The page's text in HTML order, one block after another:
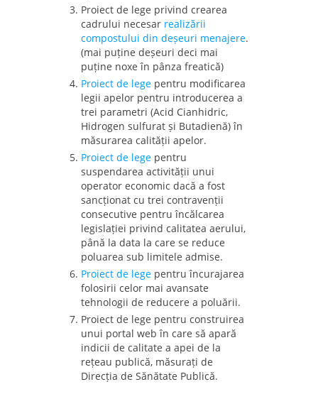
Proiect de lege privind crearea
cadrului necesar realizării
compostului din deșeuri menajere.
(mai puține deșeuri deci mai
puține noxe în pânza freatică)
Proiect de lege pentru modificarea
legii apelor pentru introducerea a
trei parametri (Acid Cianhidric,
Hidrogen sulfurat și Butadienă) în
măsurarea calității apelor.
Proiect de lege pentru
suspendarea activității unui
operator economic dacă a fost
sancționat cu trei contravenții
consecutive pentru încălcarea
legislației privind calitatea aerului,
până la data la care se reduce
poluarea sub limitele admise.
Proiect de lege pentru încurajarea
folosirii celor mai avansate
tehnologii de reducere a poluării.
Proiect de lege pentru construirea
unui portal web în care să apară
indicii de calitate a apei de la
rețeau publică, măsurați de
Direcția de Sănătate Publică.